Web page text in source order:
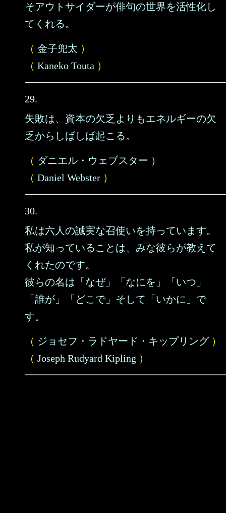
そアウトサイダーが俳句の世界を活性化し
てくれる。
（ 金子兜太 ）
（ Kaneko Touta ）
29.
失敗は、資本の欠乏よりもエネルギーの欠
乏からしばしば起こる。
（ ダニエル・ウェブスター ）
（ Daniel Webster ）
30.
私は六人の誠実な召使いを持っています。
私が知っていることは、みな彼らが教えて
くれたのです。
彼らの名は「なぜ」「なにを」「いつ」
「誰が」「どこで」そして「いかに」で
す。
（ ジョセフ・ラドヤード・キップリング）
（ Joseph Rudyard Kipling ）